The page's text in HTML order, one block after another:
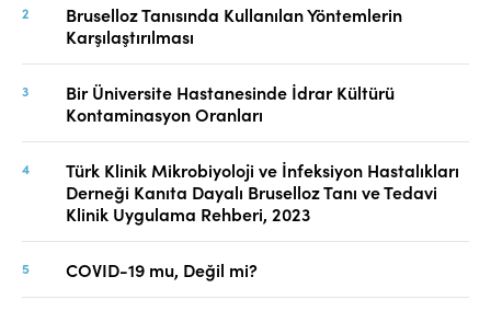
Bruselloz Tanısında Kullanılan Yöntemlerin
Karşılaştırılması
Bir Üniversite Hastanesinde İdrar Kültürü
Kontaminasyon Oranları
Türk Klinik Mikrobiyoloji ve İnfeksiyon Hastalıkları
Derneği Kanıta Dayalı Bruselloz Tanı ve Tedavi
Klinik Uygulama Rehberi, 2023
COVID-19 mu, Değil mi?